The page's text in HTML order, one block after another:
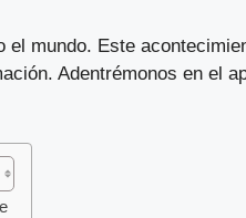
mundo. Este
Adentrémonos en el